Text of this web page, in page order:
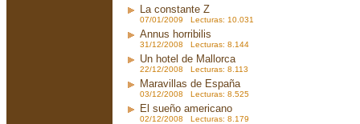
La constante Z
07/01/2009 Lecturas: 10.031
Annus horribilis
31/12/2008 Lecturas: 8.144
Un hotel de Mallorca
22/12/2008 Lecturas: 8.113
Maravillas de España
03/12/2008 Lecturas: 8.525
El sueño americano
02/12/2008 Lecturas: 8.179